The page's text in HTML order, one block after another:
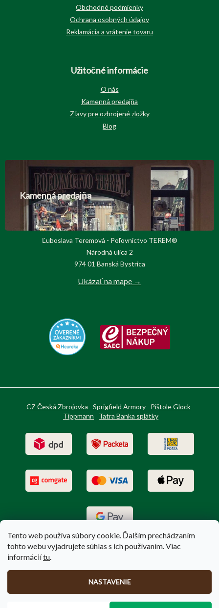
Tento web používa súbory cookie. Ďalším prechádzaním
tohto webu vyjadrujete súhlas s ich používaním. Viac
informáciítu.
NASTAVENIE
Obchodné podmienky
Ochrana osobných údajov
Reklamácia a vrátenie tovaru
Užitočné informácie
O nás
Kamenná predajňa
Zľavy pre ozbrojené zložky
Blog
Kamenná predajňa
Ľuboslava Teremová - Poľovnictvo TEREM®
Národná ulica 2
974 01 Banská Bystrica
Ukázať na mape →
CZ Česká Zbrojovka Sprigfield Armory
Pištole Glock
Tippmann
Tatra Banka splátky
PoľovníctvoTerem.sk. Všetky práva vyhradené.